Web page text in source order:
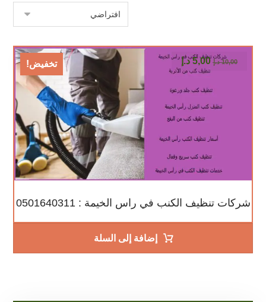
تخفيض!
شركات تنظيف الكنب في راس الخيمة : 0501640311
10,00 د.إ 5,00 د.إ
إضافة إلى السلة